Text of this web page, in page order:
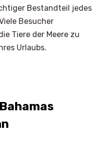
Bestandteil jedes
Besucher
Tiere der Meere zu
Urlaubs.